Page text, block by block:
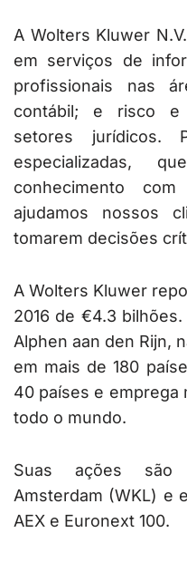
A Wolters Kluwer
em serviços de
profissionais nas
contábil; e risco e
setores jurídicos.
especializadas,
conhecimento
ajudamos nossos
tomarem decisões
A Wolters Kluwer
2016 de €4.3
Alphen aan den Rijn,
em mais de 180
40 países e emprega
todo o mundo.
Suas ações são
Amsterdam (WKL) e
AEX e Euronext 100.